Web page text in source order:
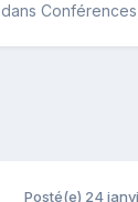
dans
Posté(e) 24